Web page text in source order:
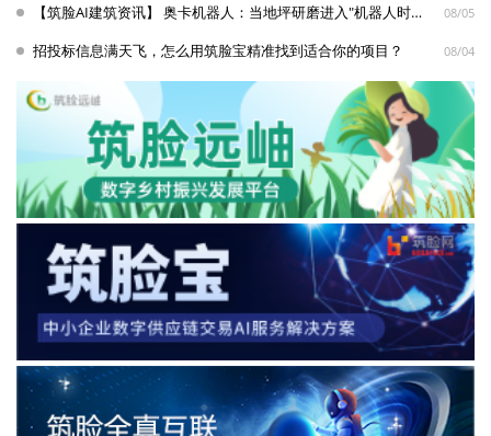
【筑脸AI建筑资讯】 奥卡机器人：当地坪研磨进入"机器人时代"，一个人能同时看3台机器 08/05
招投标信息满天飞，怎么用筑脸宝精准找到适合你的项目？ 08/04